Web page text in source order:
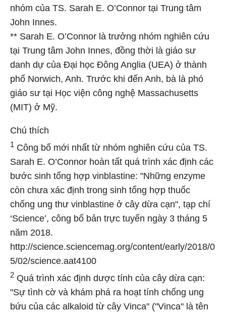
nhóm của TS. Sarah E. O’Connor tại Trung tâm
John Innes.
** Sarah E. O’Connor là trưởng nhóm nghiên cứu
tại Trung tâm John Innes, đồng thời là giáo sư
danh dự của Đại học Đông Anglia (UEA) ở thành
phố Norwich, Anh. Trước khi đến Anh, bà là phó
giáo sư tại Học viện công nghệ Massachusetts
(MIT) ở Mỹ.
Chú thích
1 Công bố mới nhất từ nhóm nghiên cứu của TS.
Sarah E. O’Connor hoàn tất quá trình xác định các
bước sinh tổng hợp vinblastine: "Những enzyme
còn chưa xác định trong sinh tổng hợp thuốc
chống ung thư vinblastine ở cây dừa cạn", tạp chí
‘Science’, công bố bản trực tuyến ngày 3 tháng 5
năm 2018.
http://science.sciencemag.org/content/early/2018/0
5/02/science.aat4100
2 Quá trình xác định dược tính của cây dừa cạn:
"Sự tình cờ và khám phá ra hoạt tính chống ung
bứu của các alkaloid từ cây Vinca" ("Vinca" là tên